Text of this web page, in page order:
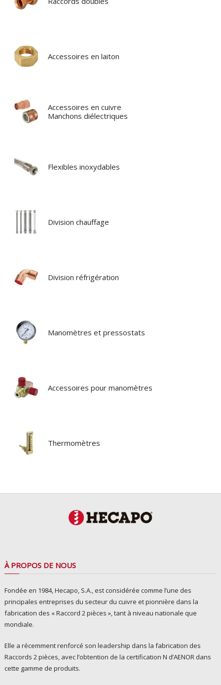
Accessoires en laiton
Accessoires en cuivre
Manchons diélectriques
Flexibles inoxydables
Division chauffage
Division réfrigération
Manomètres et pressostats
Accessoires pour manomètres
Thermomètres
À PROPOS DE NOUS
Fondée en 1984, Hecapo, S.A., est considérée comme l’une des
principales entreprises du secteur du cuivre et pionnière dans la
fabrication des « Raccord 2 pièces », tant à niveau nationale que
mondiale.
Elle a récemment renforcé son leadership dans la fabrication des
Raccords 2 pièces, avec l’obtention de la certification N d’AENOR dans
cette gamme de produits.